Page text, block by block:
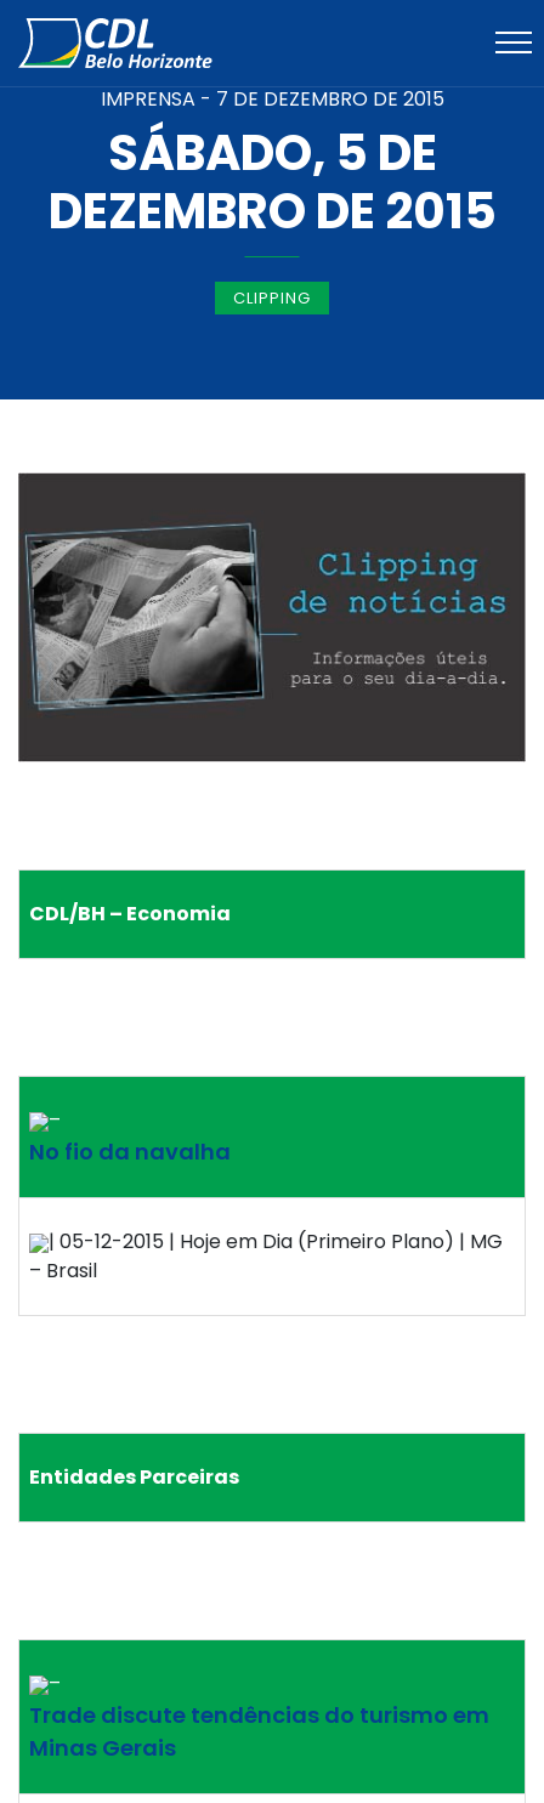
IMPRENSA - 7 DE DEZEMBRO DE 2015
SÁBADO, 5 DE
DEZEMBRO DE 2015
CLIPPING
CDL/BH – Economia
–
No fio da navalha
| 05-12-2015 | Hoje em Dia (Primeiro Plano) | MG
– Brasil
Entidades Parceiras
–
Trade discute tendências do turismo em
Minas Gerais